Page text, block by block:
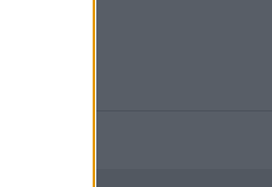
piange, Huang
Ecco perché
vola dopo conti